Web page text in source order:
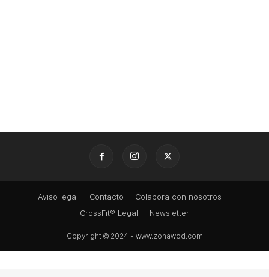
Aviso legal Contacto
Colabora con nosotros
CrossFit® Legal
Newsletter
Copyright © 2024 - www.zonawod.com